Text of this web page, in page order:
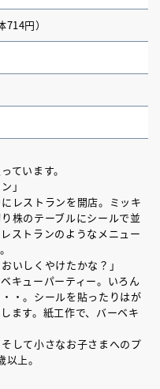
円）
ています。
」
レストランを開店。ミッキ
株のテーブルにシールで並
ストランのようなメニュー
しくやけたかな？」
キューパーティー。いろん
・。シールを貼ったりはが
ます。紙工作で、バーベキ
して小さなお子さまへのプ
上。